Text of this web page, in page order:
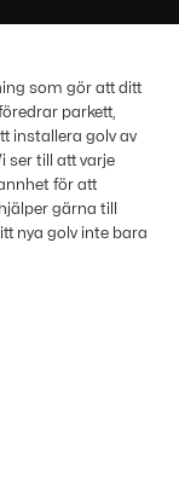
som gör att ditt
parkett,
installera golv av
ser till att varje
för att
gärna till
nya golv inte bara